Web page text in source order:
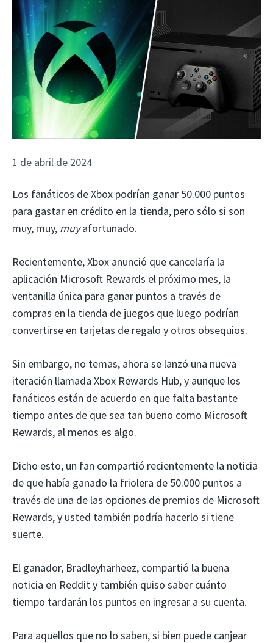
1 de abril de 2024
Los fanáticos de Xbox podrían ganar 50.000 puntos
para gastar en crédito en la tienda, pero sólo si son
muy, muy, muyafortunado.
Recientemente, Xbox anunció que cancelaría la
aplicación Microsoft Rewards el próximo mes, la
ventanilla única para ganar puntos a través de
compras en la tienda de juegos que luego podrían
convertirse en tarjetas de regalo y otros obsequios.
Sin embargo, no temas, ahora se lanzó una nueva
iteración llamada Xbox Rewards Hub, y aunque los
fanáticos están de acuerdo en que falta bastante
tiempo antes de que sea tan bueno como Microsoft
Rewards, al menos es algo.
Dicho esto, un fan compartió recientemente la noticia
de que había ganado la friolera de 50.000 puntos a
través de una de las opciones de premios de Microsoft
Rewards, y usted también podría hacerlo si tiene
suerte.
El ganador, Bradleyharheez, compartió la buena
noticia en Reddit y también quiso saber cuánto
tiempo tardarán los puntos en ingresar a su cuenta.
Para aquellos que no lo saben, si bien puede canjear